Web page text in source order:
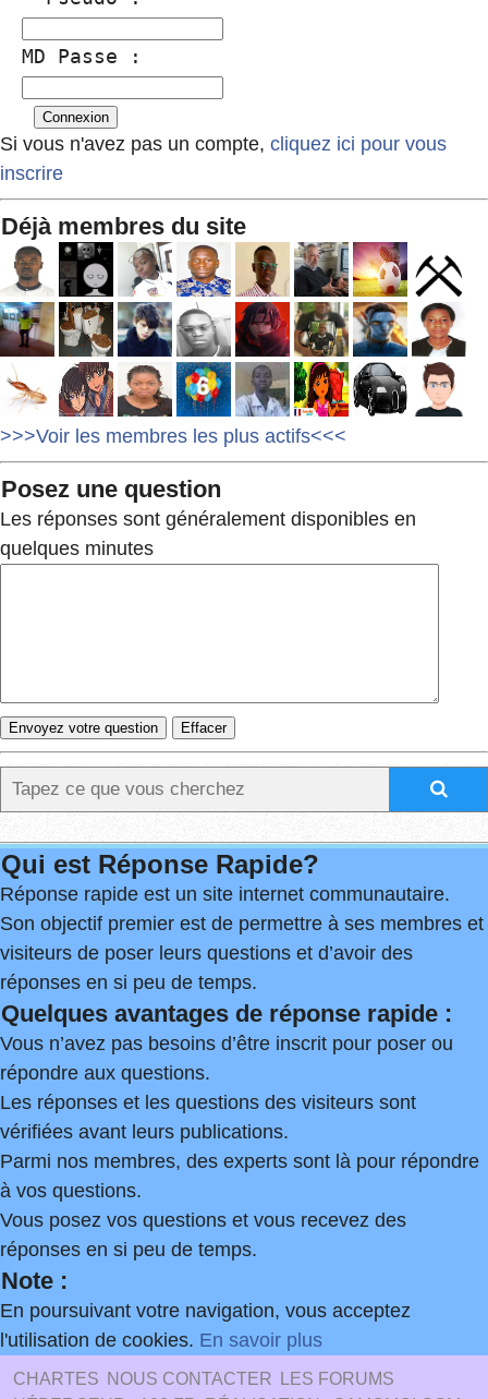
MD Passe :
Si vous n'avez pas un compte, cliquez ici pour vous
inscrire
Déjà membres du site
>>>Voir les membres les plus actifs<<<
Posez une question
Les réponses sont généralement disponibles en
quelques minutes
Qui est Réponse Rapide?
Réponse rapide est un site internet communautaire.
Son objectif premier est de permettre à ses membres et
visiteurs de poser leurs questions et d’avoir des
réponses en si peu de temps.
Quelques avantages de réponse rapide :
Vous n’avez pas besoins d’être inscrit pour poser ou
répondre aux questions.
Les réponses et les questions des visiteurs sont
vérifiées avant leurs publications.
Parmi nos membres, des experts sont là pour répondre
à vos questions.
Vous posez vos questions et vous recevez des
réponses en si peu de temps.
Note :
En poursuivant votre navigation, vous acceptez
l'utilisation de cookies. En savoir plus
CHARTES NOUS CONTACTER
LES FORUMS